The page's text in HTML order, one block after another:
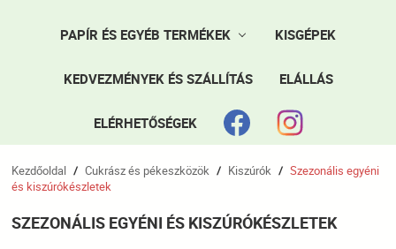
PAPÍR ÉS EGYÉB TERMÉKEK KISGÉPEK
KEDVEZMÉNYEK ÉS SZÁLLÍTÁS ELÁLLÁS
ELÉRHETŐSÉGEK
Kezdőoldal / Cukrász és pékeszközök / Kiszúrók / Szezonális egyéni
és kiszúrókészletek
SZEZONÁLIS EGYÉNI ÉS KISZÚRÓKÉSZLETEK